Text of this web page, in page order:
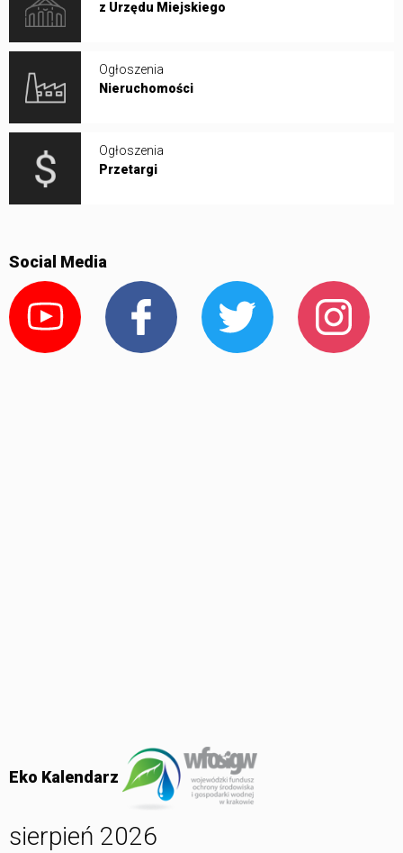
z Urzędu Miejskiego
Ogłoszenia
Nieruchomości
Ogłoszenia
Przetargi
Social Media
Eko Kalendarz
sierpień 2026